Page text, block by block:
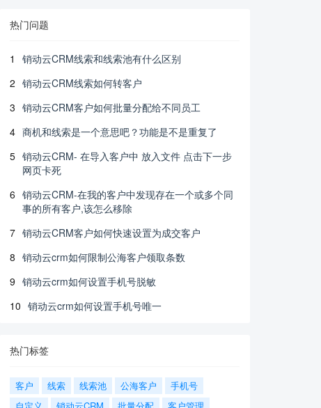
热门问题
1
销动云CRM线索和线索池有什么区别
2 销动云CRM线索如何转客户
3 销动云CRM客户如何批量分配给不同员工
4 商机和线索是一个意思吧？功能是不是重复了
5 销动云CRM- 在导入客户中 放入文件 点击下一步
网页卡死
6 销动云CRM-在我的客户中发现存在一个或多个同
事的所有客户,该怎么移除
7 销动云CRM客户如何快速设置为成交客户
8 销动云crm如何限制公海客户领取条数
9 销动云crm如何设置手机号脱敏
10 销动云crm如何设置手机号唯一
热门标签
客户 线索 线索池 公海客户
手机号